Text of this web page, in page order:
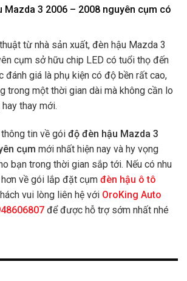
Mazda 3 2006 – 2008 nguyên cụm có
từ nhà sản xuất, đèn hậu Mazda 3
cụm sở hữu chip LED có tuổi thọ đến
đánh giá là phụ kiện có độ bền rất cao,
trong một thời gian dài mà không cần lo
thay mới.
tin về gói độ đèn hậu Mazda 3
cụm mới nhất hiện nay và hy vọng
bạn trong thời gian sắp tới. Nếu có nhu
về gói lắp đặt cụm đèn hậu ô tô
vui lòng liên hệ với OroKing Auto
để được hỗ trợ sớm nhất nhé